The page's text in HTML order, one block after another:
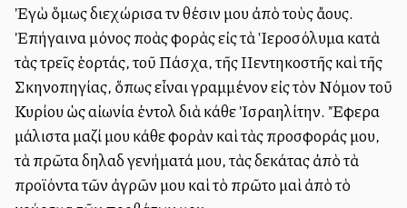
Ἐγὼ ὅμως διεχώρισα τὴν θέσιν μου ἀπὸ τοὺς ἄλλους.
Ἐπήγαινα μόνος πολλὰς φορὰς εἰς τὰ Ἱεροσόλυμα κατὰ
τὰς τρεῖς ἑορτάς, τοῦ Πάσχα, τῆς ΙΙεντηκοστῆς καὶ τῆς
Σκηνοπηγίας, ὅπως εἶναι γραμμένον εἰς τὸν Νόμον τοῦ
Κυρίου ὡς αἰωνία ἐντολὴ διὰ κάθε Ἰσραηλίτην. Ἔφερα
μάλιστα μαζί μου κάθε φορὰν καὶ τὰς προσφοράς μου,
τὰ πρῶτα δηλαδὴ γενήματά μου, τὰς δεκάτας ἀπὸ τὰ
προϊόντα τῶν ἀγρῶν μου καὶ τὸ πρῶτο μαλλὶ ἀπὸ τὸ